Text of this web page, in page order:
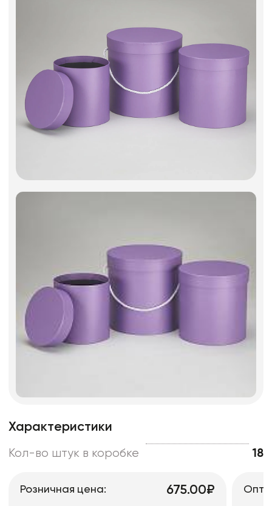
Игрушки мягкие
Характеристики
Кол-во штук в коробке 18
Розничная цена: 675.00₽